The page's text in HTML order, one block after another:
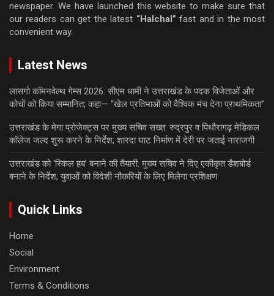
newspaper. We have launched this website to make sure that
our readers can get the latest “Halchal” fast and in the most
convenient way.
Latest News
लासगो कॉमनवेल्थ गेम्स 2026: सीएम धामी ने उत्तराखंड के पदक विजेताओं और
कोचों को किया सम्मानित; कहा— “खेल प्रतिभाओं को वैश्विक मंच देना प्राथमिकता”
उत्तराखंड के मेगा प्रोजेक्ट्स पर मुख्य सचिव सख्त: रुद्रपुर व पिथौरागढ़ मेडिकल
कॉलेज जल्द शुरू करने के निर्देश; शारदा घाट निर्माण में देरी पर जताई नाराजगी
उत्तराखंड को ‘स्किल हब’ बनाने की तैयारी: मुख्य सचिव ने दिए एकीकृत डैशबोर्ड
बनाने के निर्देश; युवाओं को विदेशी नौकरियों के लिए मिलेगा प्रशिक्षण
Quick Links
Home
Social
Environment
Terms & Conditions